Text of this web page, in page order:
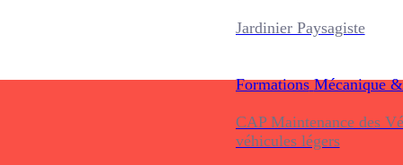
Jardinier Paysagiste
Formations Mécanique
CAP Maintenance des
véhicules légers